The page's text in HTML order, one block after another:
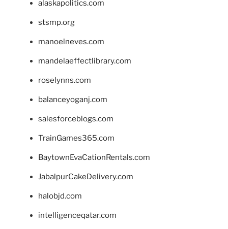
alaskapolitics.com
stsmp.org
manoelneves.com
mandelaeffectlibrary.com
roselynns.com
balanceyoganj.com
salesforceblogs.com
TrainGames365.com
BaytownEvaCationRentals.com
JabalpurCakeDelivery.com
halobjd.com
intelligenceqatar.com